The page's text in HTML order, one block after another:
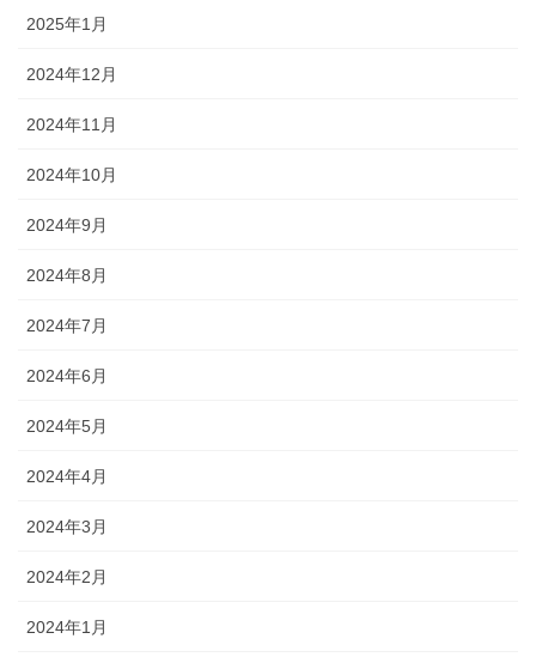
2025年1月
2024年12月
2024年11月
2024年10月
2024年9月
2024年8月
2024年7月
2024年6月
2024年5月
2024年4月
2024年3月
2024年2月
2024年1月